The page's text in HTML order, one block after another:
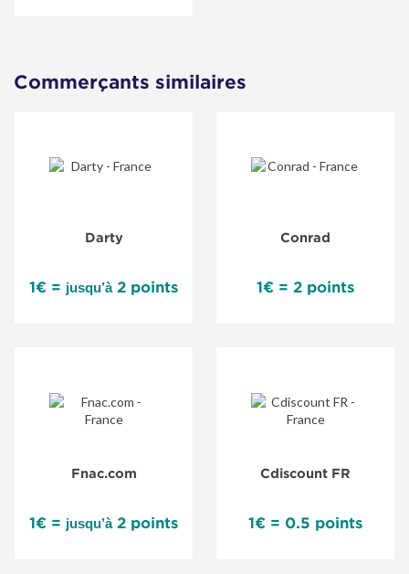
Commerçants similaires
Darty
1€ = jusqu’à2 points
Conrad
1€ = 2 points
Fnac.com
1€ = jusqu’à2 points
Cdiscount FR
1€ = 0.5 points